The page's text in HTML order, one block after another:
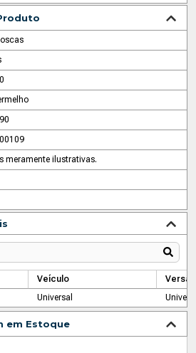
meramente ilustrativas.
Veículo
Versão
Universal
em Estoque